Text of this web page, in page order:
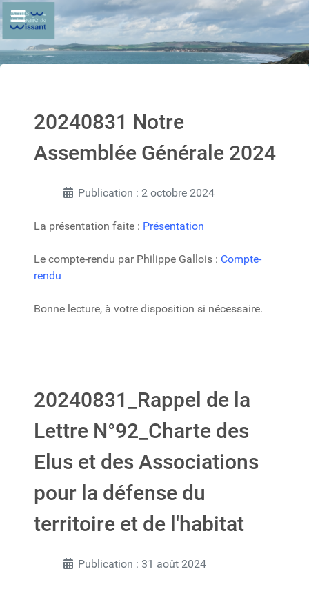
20240831 Notre
Assemblée Générale 2024
Publication : 2 octobre 2024
La présentation faite : Présentation
Le compte-rendu par Philippe Gallois : Compte-
rendu
Bonne lecture, à votre disposition si nécessaire.
20240831_Rappel de la
Lettre N°92_Charte des
Elus et des Associations
pour la défense du
territoire et de l'habitat
Publication : 31 août 2024